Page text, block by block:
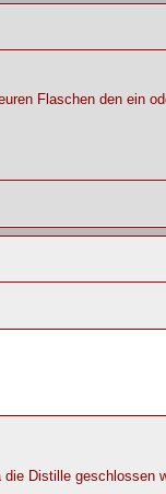
Flaschen den ein
Distille geschlossen